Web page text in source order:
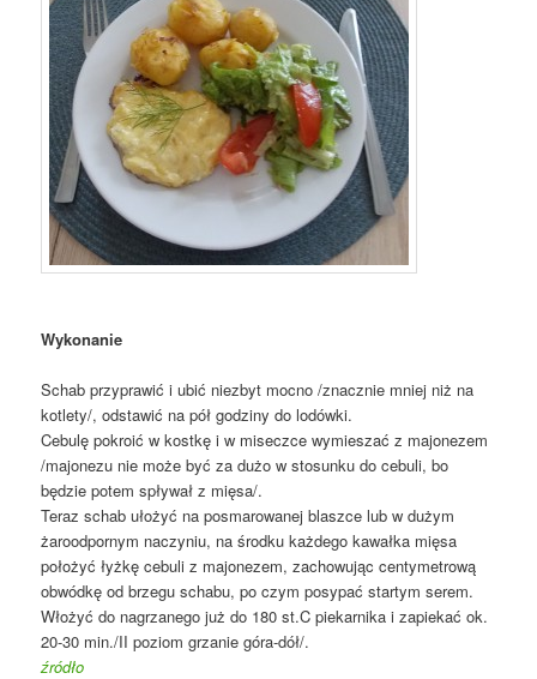
Wykonanie
Schab przyprawić i ubić niezbyt mocno /znacznie mniej niż na
kotlety/, odstawić na pół godziny do lodówki.
Cebulę pokroić w kostkę i w miseczce wymieszać z majonezem
/majonezu nie może być za dużo w stosunku do cebuli, bo
będzie potem spływał z mięsa/.
Teraz schab ułożyć na posmarowanej blaszce lub w dużym
żaroodpornym naczyniu, na środku każdego kawałka mięsa
położyć łyżkę cebuli z majonezem, zachowując centymetrową
obwódkę od brzegu schabu, po czym posypać startym serem.
Włożyć do nagrzanego już do 180 st.C piekarnika i zapiekać ok.
20-30 min./II poziom grzanie góra-dół/.
źródło